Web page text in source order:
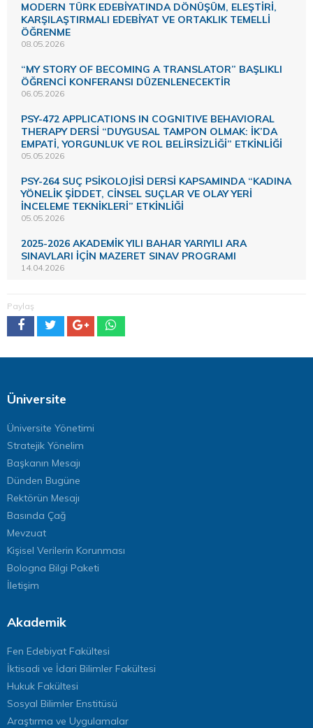
MODERN TÜRK EDEBİYATINDA DÖNÜŞÜM, ELEŞTİRİ,
KARŞILAŞTIRMALI EDEBİYAT VE ORTAKLIK TEMELLİ
ÖĞRENME
08.05.2026
“MY STORY OF BECOMING A TRANSLATOR” BAŞLIKLI
ÖĞRENCİ KONFERANSI DÜZENLENECEKTİR
06.05.2026
PSY-472 APPLICATIONS IN COGNITIVE BEHAVIORAL
THERAPY DERSİ “DUYGUSAL TAMPON OLMAK: İK’DA
EMPATİ, YORGUNLUK VE ROL BELİRSİZLİĞİ” ETKİNLİĞİ
05.05.2026
PSY-264 SUÇ PSİKOLOJİSİ DERSİ KAPSAMINDA “KADINA
YÖNELİK ŞİDDET, CİNSEL SUÇLAR VE OLAY YERİ
İNCELEME TEKNİKLERİ” ETKİNLİĞİ
05.05.2026
2025-2026 AKADEMİK YILI BAHAR YARIYILI ARA
SINAVLARI İÇİN MAZERET SINAV PROGRAMI
14.04.2026
Paylaş
Üniversite
Üniversite Yönetimi
Stratejik Yönelim
Başkanın Mesajı
Dünden Bugüne
Rektörün Mesajı
Basında Çağ
Mevzuat
Kişisel Verilerin Korunması
Bologna Bilgi Paketi
İletişim
Akademik
Fen Edebiyat Fakültesi
İktisadi ve İdari Bilimler Fakültesi
Hukuk Fakültesi
Sosyal Bilimler Enstitüsü
Araştırma ve Uygulamalar